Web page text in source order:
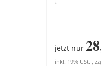
jetzt nur
inkl. 19% USt. ,